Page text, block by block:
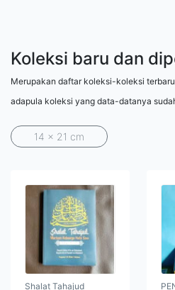
Koleksi baru dan
Merupakan daftar koleksi-koleksi
adapula koleksi yang data-datanya
14 x 21 cm
Shalat Tahajud